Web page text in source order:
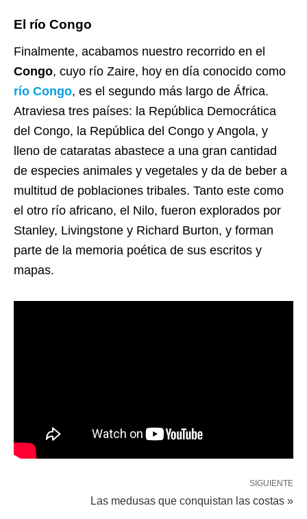
El río Congo
Finalmente, acabamos nuestro recorrido en el
Congo, cuyo río Zaire, hoy en día conocido como
río Congo, es el segundo más largo de África.
Atraviesa tres países: la República Democrática
del Congo, la República del Congo y Angola, y
lleno de cataratas abastece a una gran cantidad
de especies animales y vegetales y da de beber a
multitud de poblaciones tribales. Tanto este como
el otro río africano, el Nilo, fueron explorados por
Stanley, Livingstone y Richard Burton, y forman
parte de la memoria poética de sus escritos y
mapas.
SIGUIENTE
Las medusas que conquistan las costas »